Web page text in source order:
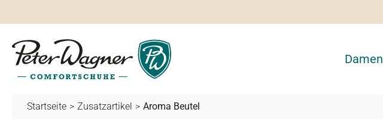
Damen
Startseite > Zusatzartikel > Aroma Beutel